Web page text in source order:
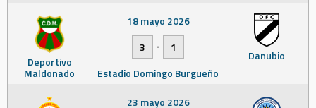
Deportivo
Maldonado
Danubio
18 mayo 2026
3
-
1
Estadio Domingo Burgueño
23 mayo 2026